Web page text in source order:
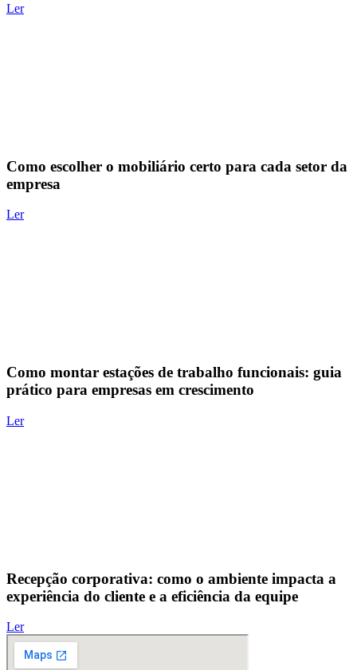
Ler
Como escolher o mobiliário certo para cada setor da
empresa
Ler
Como montar estações de trabalho funcionais: guia
prático para empresas em crescimento
Ler
Recepção corporativa: como o ambiente impacta a
experiência do cliente e a eficiência da equipe
Ler